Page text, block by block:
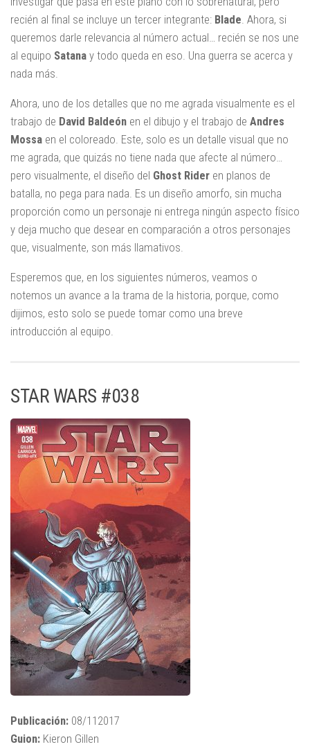
recién al final se incluye un tercer integrante: Blade. Ahora, si
queremos darle relevancia al número actual… recién se nos une
al equipo Satana y todo queda en eso. Una guerra se acerca y
nada más.
Ahora, uno de los detalles que no me agrada visualmente es el
trabajo de David Baldeón en el dibujo y el trabajo de Andres
Mossa en el coloreado. Este, solo es un detalle visual que no
me agrada, que quizás no tiene nada que afecte al número…
pero visualmente, el diseño del Ghost Rider en planos de
batalla, no pega para nada. Es un diseño amorfo, sin mucha
proporción como un personaje ni entrega ningún aspecto físico
y deja mucho que desear en comparación a otros personajes
que, visualmente, son más llamativos.
Esperemos que, en los siguientes números, veamos o
notemos un avance a la trama de la historia, porque, como
dijimos, esto solo se puede tomar como una breve
introducción al equipo.
STAR WARS #038
Publicación: 08/112017
Guion: Kieron Gillen